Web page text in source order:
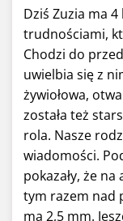
Dziś Zuzia ma
trudnościami,
Chodzi do
uwielbia się z
żywiołowa,
została też
rola. Nasze
wiadomości.
pokazały, że
tym razem nad
ma 2,5 mm.